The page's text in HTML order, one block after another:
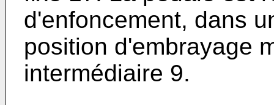
d'enfoncement, dans
position d'embrayage
intermédiaire 9.